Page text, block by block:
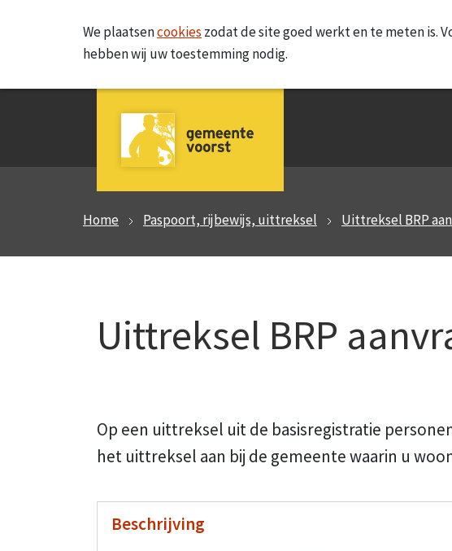
We plaatsencookies zodat de site goed werkt en te meten is.
hebben wij uw toestemming nodig.
Home Paspoort, rijbewijs, uittreksel Uittreksel BRP
Uittreksel BRP
Op een uittreksel uit de basisregistratie
het uittreksel aan bij de gemeente waarin u
Beschrijving